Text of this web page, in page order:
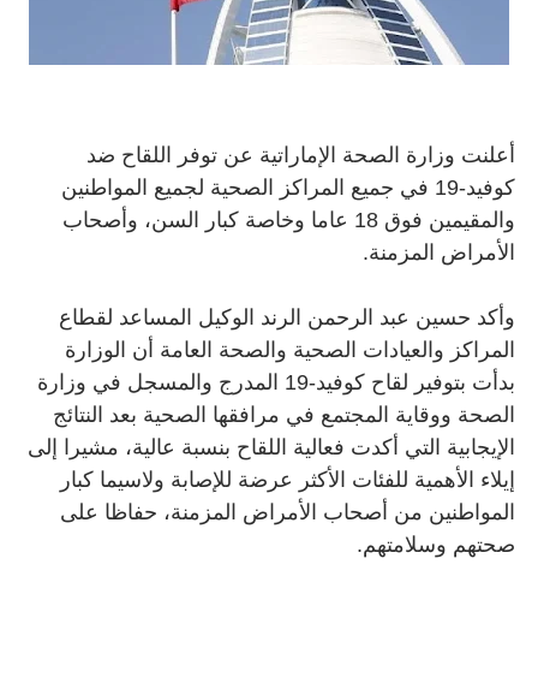
أعلنت وزارة الصحة الإماراتية عن توفر اللقاح ضد
كوفيد-19 في جميع المراكز الصحية لجميع المواطنين
والمقيمين فوق 18 عاما وخاصة كبار السن، وأصحاب
الأمراض المزمنة.
وأكد حسين عبد الرحمن الرند الوكيل المساعد لقطاع
المراكز والعيادات الصحية والصحة العامة أن الوزارة
بدأت بتوفير لقاح كوفيد-19 المدرج والمسجل في وزارة
الصحة ووقاية المجتمع في مرافقها الصحية بعد النتائج
الإيجابية التي أكدت فعالية اللقاح بنسبة عالية، مشيرا إلى
إيلاء الأهمية للفئات الأكثر عرضة للإصابة ولاسيما كبار
المواطنين من أصحاب الأمراض المزمنة، حفاظا على
صحتهم وسلامتهم.